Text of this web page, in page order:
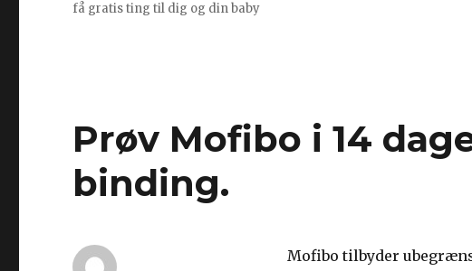
få gratis ting til dig og din baby
Prøv Mofibo i 14
binding.
Mofibo tilbyder